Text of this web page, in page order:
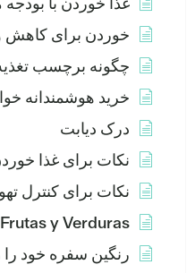
خوردن برای کاهش
چگونه برچسب تغذیه
خرید هوشمندانه
درک دیابت
نکات برای غذا
نکات برای کنترل
y Verduras
رنگین سفره خود را